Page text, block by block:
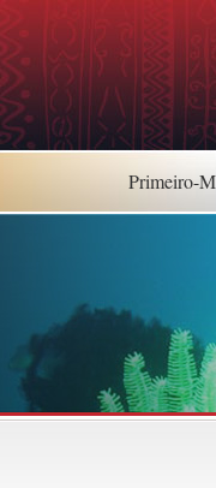
Primeiro-